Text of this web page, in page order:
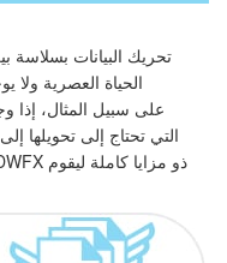
تحريك البيانات بسلاسة
الحياة العصرية